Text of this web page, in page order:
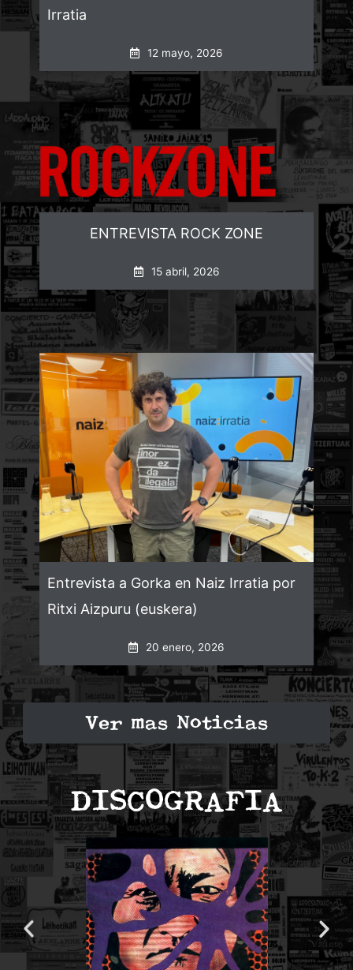
Irratia
12 mayo, 2026
ENTREVISTA ROCK ZONE
15 abril, 2026
Entrevista a Gorka en Naiz Irratia por
Ritxi Aizpuru (euskera)
20 enero, 2026
Ver mas Noticias
DISCOGRAFIA